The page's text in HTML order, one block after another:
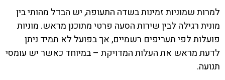
למרות שמוניות זמינות בשדה התעופה, יש הבדל מהותי בין
מונית רגילה לבין שירות הסעה פרטי מתוכנן מראש. מוניות
פועלות לפי תעריפים רשמיים, אך בפועל לא תמיד ניתן
לדעת מראש את העלות המדויקת – במיוחד כאשר יש עומסי
תנועה.